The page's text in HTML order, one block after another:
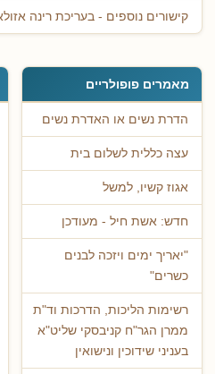
קישורים נוספים - בעריכת רינה
מאמרים פופולריים
הדרת נשים או האדרת נשים
עצה כללית לשלום בית
אגוז קשיו, למשל
חדש: אשת חיל - מעודכן
"יאריך ימים ויזכה לבנים
כשרים"
רשימות הליכות, הדרכות וד"ת
ממרן הגר"ח קניבסקי שליט"א
בעניני שידוכין ונישואין